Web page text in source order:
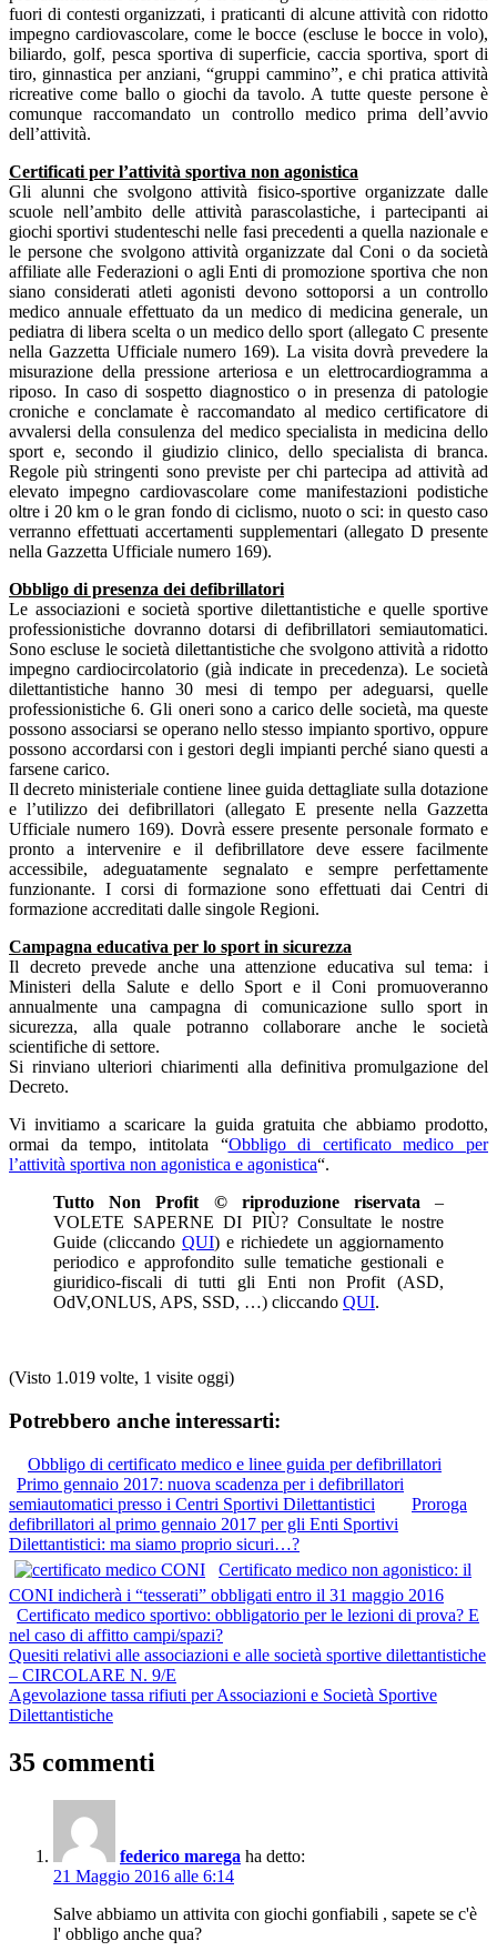
fuori di contesti organizzati, i praticanti di alcune attività con ridotto
impegno cardiovascolare, come le bocce (escluse le bocce in volo),
biliardo, golf, pesca sportiva di superficie, caccia sportiva, sport di
tiro, ginnastica per anziani, “gruppi cammino”, e chi pratica attività
ricreative come ballo o giochi da tavolo. A tutte queste persone è
comunque raccomandato un controllo medico prima dell’avvio
dell’attività.
Certificati per l’attività sportiva non agonistica
Gli alunni che svolgono attività fisico-sportive organizzate dalle
scuole nell’ambito delle attività parascolastiche, i partecipanti ai
giochi sportivi studenteschi nelle fasi precedenti a quella nazionale e
le persone che svolgono attività organizzate dal Coni o da società
affiliate alle Federazioni o agli Enti di promozione sportiva che non
siano considerati atleti agonisti devono sottoporsi a un controllo
medico annuale effettuato da un medico di medicina generale, un
pediatra di libera scelta o un medico dello sport (allegato C presente
nella Gazzetta Ufficiale numero 169). La visita dovrà prevedere la
misurazione della pressione arteriosa e un elettrocardiogramma a
riposo. In caso di sospetto diagnostico o in presenza di patologie
croniche e conclamate è raccomandato al medico certificatore di
avvalersi della consulenza del medico specialista in medicina dello
sport e, secondo il giudizio clinico, dello specialista di branca.
Regole più stringenti sono previste per chi partecipa ad attività ad
elevato impegno cardiovascolare come manifestazioni podistiche
oltre i 20 km o le gran fondo di ciclismo, nuoto o sci: in questo caso
verranno effettuati accertamenti supplementari (allegato D presente
nella Gazzetta Ufficiale numero 169).
Obbligo di presenza dei defibrillatori
Le associazioni e società sportive dilettantistiche e quelle sportive
professionistiche dovranno dotarsi di defibrillatori semiautomatici.
Sono escluse le società dilettantistiche che svolgono attività a ridotto
impegno cardiocircolatorio (già indicate in precedenza). Le società
dilettantistiche hanno 30 mesi di tempo per adeguarsi, quelle
professionistiche 6. Gli oneri sono a carico delle società, ma queste
possono associarsi se operano nello stesso impianto sportivo, oppure
possono accordarsi con i gestori degli impianti perché siano questi a
farsene carico.
Il decreto ministeriale contiene linee guida dettagliate sulla dotazione
e l’utilizzo dei defibrillatori (allegato E presente nella Gazzetta
Ufficiale numero 169). Dovrà essere presente personale formato e
pronto a intervenire e il defibrillatore deve essere facilmente
accessibile, adeguatamente segnalato e sempre perfettamente
funzionante. I corsi di formazione sono effettuati dai Centri di
formazione accreditati dalle singole Regioni.
Campagna educativa per lo sport in sicurezza
Il decreto prevede anche una attenzione educativa sul tema: i
Ministeri della Salute e dello Sport e il Coni promuoveranno
annualmente una campagna di comunicazione sullo sport in
sicurezza, alla quale potranno collaborare anche le società
scientifiche di settore.
Si rinviano ulteriori chiarimenti alla definitiva promulgazione del
Decreto.
Vi invitiamo a scaricare la guida gratuita che abbiamo prodotto,
ormai da tempo, intitolata “Obbligo di certificato medico per
l’attività sportiva non agonistica e agonistica“.
Tutto Non Profit © riproduzione riservata–
VOLETE SAPERNE DI PIÙ? Consultate le nostre
Guide (cliccando QUI) e richiedete un aggiornamento
periodico e approfondito sulle tematiche gestionali e
giuridico-fiscali di tutti gli Enti non Profit (ASD,
OdV,ONLUS, APS, SSD, …) cliccando QUI.
(Visto 1.019 volte, 1 visite oggi)
Potrebbero anche interessarti:
Obbligo di certificato medico e linee guida per defibrillatori
Primo gennaio 2017: nuova scadenza per i defibrillatori
semiautomatici presso i Centri Sportivi Dilettantistici
Proroga
defibrillatori al primo gennaio 2017 per gli Enti Sportivi
Dilettantistici: ma siamo proprio sicuri…?
Certificato medico non agonistico: il
CONI indicherà i “tesserati” obbligati entro il 31 maggio 2016
Certificato medico sportivo: obbligatorio per le lezioni di prova? E
nel caso di affitto campi/spazi?
Navigazione
articoli
Previous
Post:
Quesiti relativi alle associazioni e alle società sportive dilettantistiche
– CIRCOLARE N. 9/E
Next
Post:
Agevolazione tassa rifiuti per Associazioni e Società Sportive
Dilettantistiche
35 commenti
federico marega ha detto:
21 Maggio 2016 alle 6:14
Salve abbiamo un attivita con giochi gonfiabili , sapete se c'è
l' obbligo anche qua?